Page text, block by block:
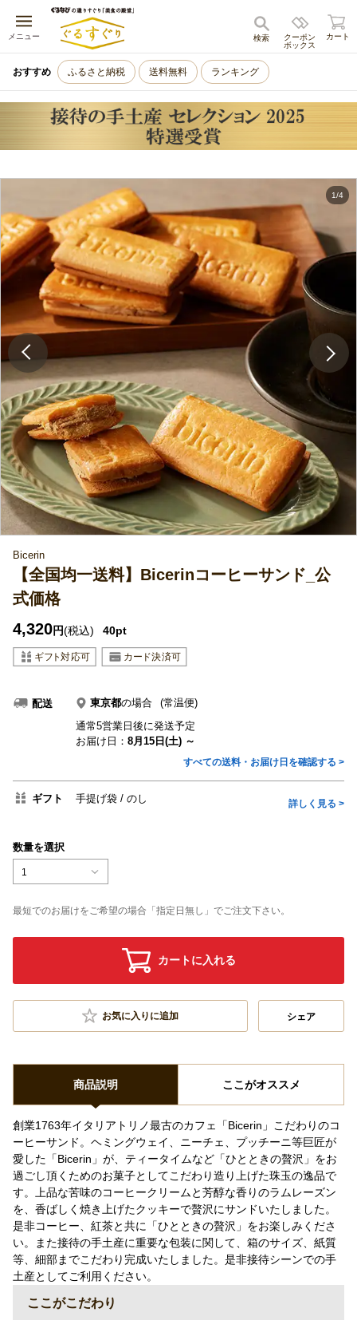
メニュー
キャンセル
クーポン
ボックス
検索 カート
おすすめ ふるさと納税 送料無料 ランキング
1/4
Bicerin
【全国均一送料】Bicerinコーヒーサンド_公
式価格
4,320円(税込) 40pt
配送 東京都の場合
(常温便)
通常5営業日後に発送予定
お届け日： 8月15日(土) ～
すべての送料・お届け日を確認する >
ギフト 手提げ袋 のし 詳しく見る >
数量を選択
1
最短でのお届けをご希望の場合「指定日無し」でご注文下さい。
カートに入れる
お気に入りに追加 シェア
商品説明 ここがオススメ
創業1763年イタリアトリノ最古のカフェ「Bicerin」こだわりのコ
ーヒーサンド。ヘミングウェイ、ニーチェ、プッチーニ等巨匠が
愛した「Bicerin」が、ティータイムなど「ひとときの贅沢」をお
過ごし頂くためのお菓子としてこだわり造り上げた珠玉の逸品で
す。上品な苦味のコーヒークリームと芳醇な香りのラムレーズン
を、香ばしく焼き上げたクッキーで贅沢にサンドいたしました。
是非コーヒー、紅茶と共に「ひとときの贅沢」をお楽しみくださ
い。また接待の手土産に重要な包装に関して、箱のサイズ、紙質
等、細部までこだわり完成いたしました。是非接待シーンでの手
土産としてご利用ください。
ここがこだわり